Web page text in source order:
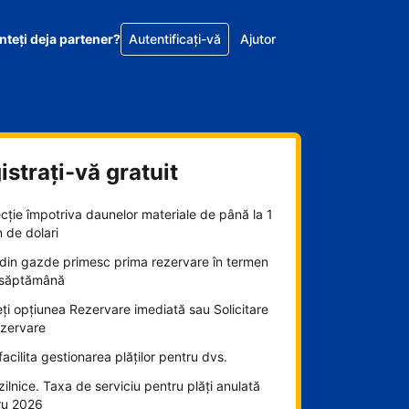
deja partener? Autentificați-vă Ajutor
vă gratuit
împotriva daunelor materiale de până la 1
de dolari
gazde primesc prima rezervare în termen
opțiunea Rezervare imediată sau Solicitare
gestionarea plăților pentru dvs.
Taxa de serviciu pentru plăți anulată
2026